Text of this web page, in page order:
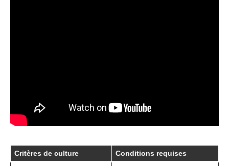
Critères de culture Conditions requises